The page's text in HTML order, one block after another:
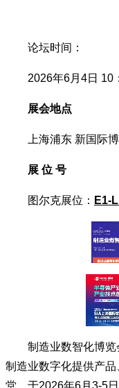
论坛时间：
2026年6月4日 10
展会地点
上海浦东 新国际博
展 位 号
图尔克展位： E1-
制造业数智化博览会
制造业数字化提供产
堂，于2026年6月3-5